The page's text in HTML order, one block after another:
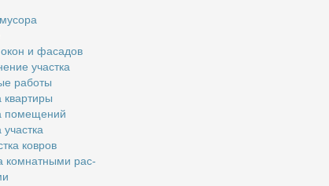
и фа­са­дов
участ­ка
ра­бо­ты
квар­ти­ры
по­ме­ще­ний
ков­ров
ком­нат­ны­ми рас­